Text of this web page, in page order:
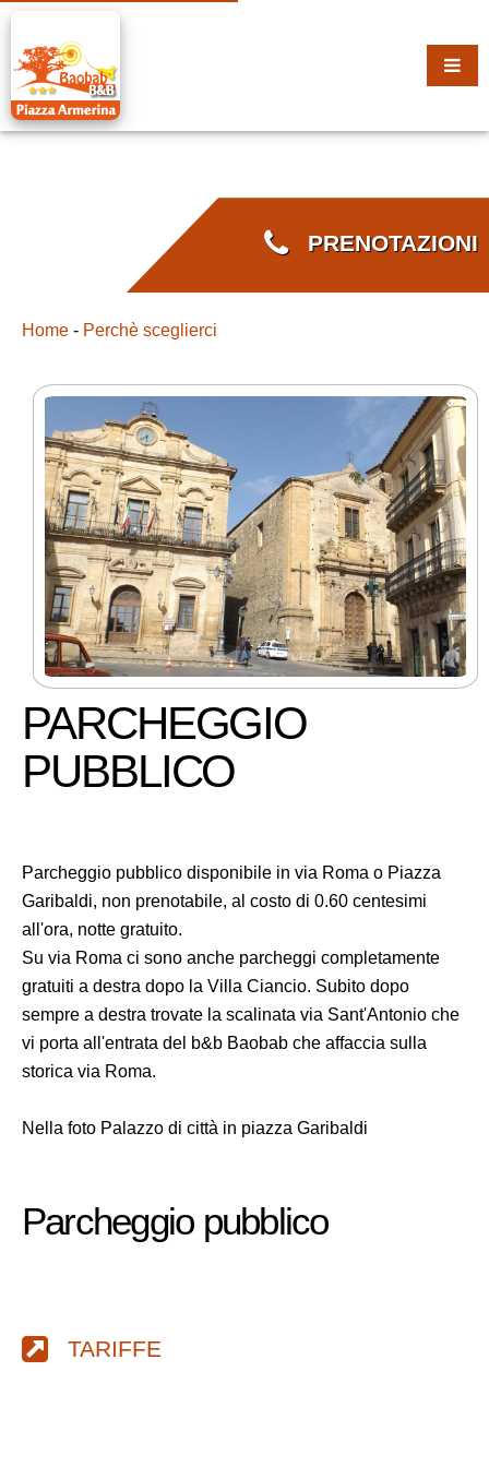
PRENOTAZIONI
Home - Perchè sceglierci
PARCHEGGIO
PUBBLICO
Parcheggio pubblico disponibile in via Roma o Piazza
Garibaldi, non prenotabile, al costo di 0.60 centesimi
all'ora, notte gratuito.
Su via Roma ci sono anche parcheggi completamente
gratuiti a destra dopo la Villa Ciancio. Subito dopo
sempre a destra trovate la scalinata via Sant'Antonio che
vi porta all'entrata del b&b Baobab che affaccia sulla
storica via Roma.
Nella foto Palazzo di città in piazza Garibaldi
Parcheggio pubblico
TARIFFE